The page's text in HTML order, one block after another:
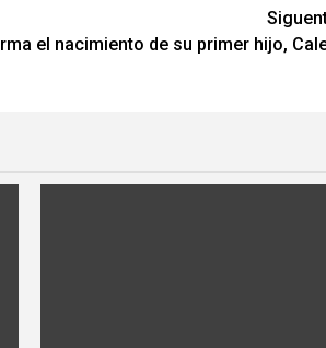
el nacimiento de su primer hijo,